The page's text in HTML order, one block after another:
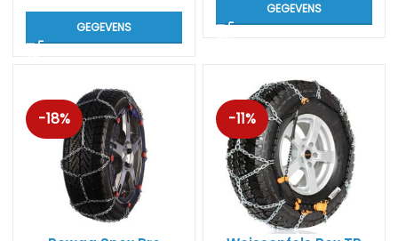
GEGEVENS
GEGEVENS
-18% -11%